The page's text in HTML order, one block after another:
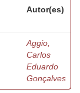
Autor(es)
Aggio,
Carlos
Eduardo
Gonçalves